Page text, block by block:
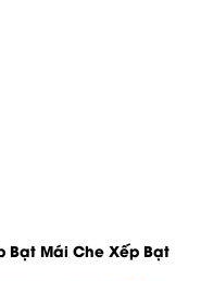
Bạt Mái Che Xếp Bạt